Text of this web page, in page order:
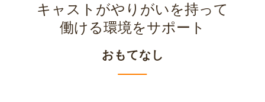
キャストがやりがいを持って
働ける環境をサポート
おもてなし